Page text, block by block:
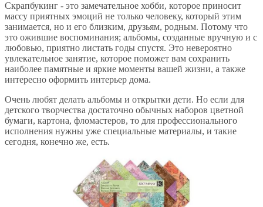
Скрапбукинг - это замечательное хобби, которое приносит
массу приятных эмоций не только человеку, который этим
занимается, но и его близким, друзьям, родным. Потому что
это ожившие воспоминания; альбомы, созданные вручную и с
любовью, приятно листать годы спустя. Это невероятно
увлекательное занятие, которое поможет вам сохранить
наиболее памятные и яркие моменты вашей жизни, а также
интересно оформить интерьер дома.
Очень любят делать альбомы и открытки дети. Но если для
детского творчества достаточно обычных наборов цветной
бумаги, картона, фломастеров, то для профессионального
исполнения нужны уже специальные материалы, и такие
сегодня, конечно же, есть.